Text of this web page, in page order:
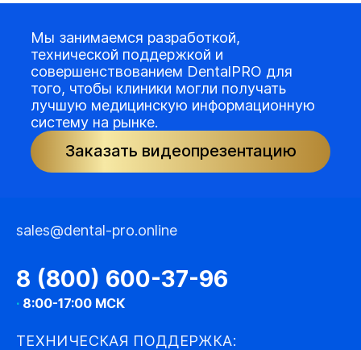
Мы занимаемся разработкой,
технической поддержкой и
совершенствованием DentalPRO для
того, чтобы клиники могли получать
лучшую медицинскую информационную
систему на рынке.
Заказать видеопрезентацию
sales@dental-pro.online
8 (800) 600-37-96
· 8:00-17:00 МСК
ТЕХНИЧЕСКАЯ ПОДДЕРЖКА: